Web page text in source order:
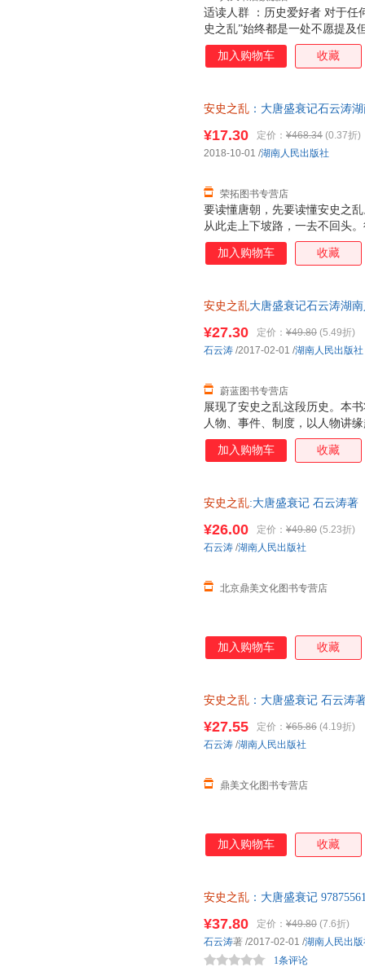
适读人群 ：历史爱好者 对于任
史之乱”始终都是一处不愿提及
来，惊破霓裳羽衣曲。”在哀鸿
又何止是唐明皇与杨贵妃的浪
加入购物车 收藏
安史之乱 ：大唐盛衰记石云涛
要读懂唐朝，先要读懂安史之
从此走上下坡路，一去不回头
人难以治愈的心灵之痛！是谁
局？又是谁在推波助澜？一场
¥17.30 定价： ¥468.34 (0.37折)
荣拓图书专营店
2018-10-01 /湖南人民出版社
加入购物车 收藏
安史之乱大唐盛衰记石云涛湖
展现了安史之乱这段历史。本
人物、事件、制度，以人物讲
现了安史之乱的来龙去脉。 解
整理这一段风起云涌、诡谲多
¥27.30 定价： ¥49.80 (5.49折)
蔚蓝图书专营店
石云涛 /2017-02-01 /湖南人民出版社
加入购物车 收藏
安史之乱:大唐盛衰记 石云涛著
¥26.00 定价： ¥49.80 (5.23折)
北京鼎美文化图书专营店
石云涛 /湖南人民出版社
加入购物车 收藏
安史之乱 ：大唐盛衰记 石云涛
¥27.55 定价： ¥65.86 (4.19折)
鼎美文化图书专营店
石云涛 /湖南人民出版社
加入购物车 收藏
安史之乱 ：大唐盛衰记
¥37.80 定价： ¥49.80 (7.6折)
1条评论
石云涛著 /2017-02-01 /湖南人民出